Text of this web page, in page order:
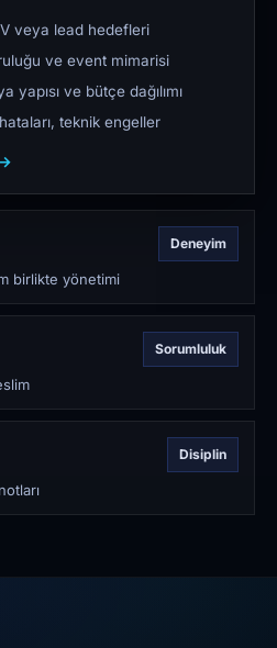
veya lead hedefleri
ve event mimarisi
yapısı ve bütçe dağılımı
teknik engeller
Deneyim
birlikte yönetimi
Sorumluluk
Disiplin